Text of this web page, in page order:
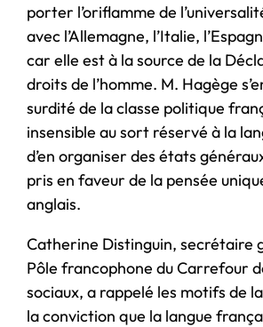
porter l’oriflamme de
avec l’Allemagne, l’Italie,
car elle est à la source de la
droits de l’homme. M. Hagège
surdité de la classe politique
insensible au sort réservé à la
d’en organiser des états
pris en faveur de la pensée
anglais.
Catherine Distinguin, secrétaire
Pôle francophone du Carrefour
sociaux, a rappelé les motifs de
la conviction que la langue